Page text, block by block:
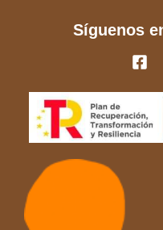
Síguenos